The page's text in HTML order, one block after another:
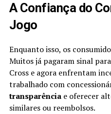
A Confiança do
Jogo
Enquanto isso, os
Muitos já pagaram sinal
Cross e agora enfrentam
trabalhado com
transparênciae oferecer
similares ou reembolsos.